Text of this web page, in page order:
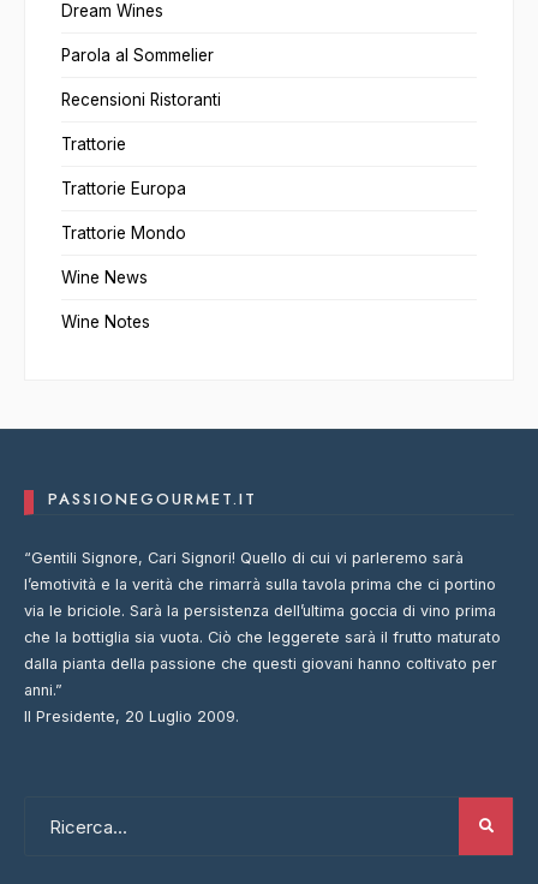
Dream Wines
Parola al Sommelier
Recensioni Ristoranti
Trattorie
Trattorie Europa
Trattorie Mondo
Wine News
Wine Notes
PASSIONEGOURMET.IT
“Gentili Signore, Cari Signori! Quello di cui vi parleremo sarà
l’emotività e la verità che rimarrà sulla tavola prima che ci portino
via le briciole. Sarà la persistenza dell’ultima goccia di vino prima
che la bottiglia sia vuota. Ciò che leggerete sarà il frutto maturato
dalla pianta della passione che questi giovani hanno coltivato per
anni.”
Il Presidente, 20 Luglio 2009.